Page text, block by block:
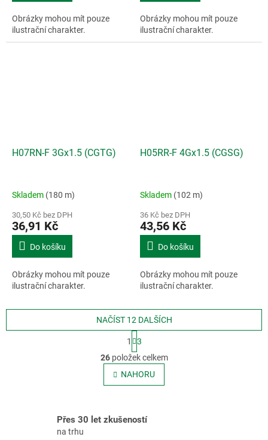
Obrázky mohou mít pouze
ilustrační charakter.
Obrázky mohou mít pouze
ilustrační charakter.
H07RN-F 3Gx1.5 (CGTG)
Skladem (180 m)
30,50 Kč bez DPH
36,91 Kč
Do košíku
Obrázky mohou mít pouze
ilustrační charakter.
H05RR-F 4Gx1.5 (CGSG)
Skladem (102 m)
36 Kč bez DPH
43,56 Kč
Do košíku
Obrázky mohou mít pouze
ilustrační charakter.
O
v
l
á
c
NAČÍST 12 DALŠÍCH
t
r
á
n
k
á
1
3
26položek celkem
NAHORU
Přes 30 let zkušeností
na trhu